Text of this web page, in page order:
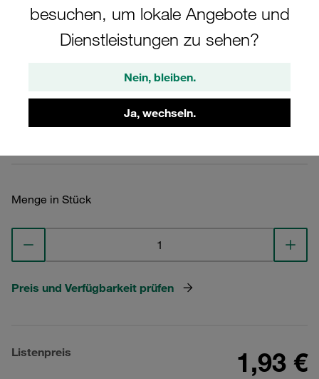
besuchen, um lokale Angebote und
Dienstleistungen zu sehen?
Nein, bleiben.
Ja, wechseln.
AS-Schraube gerippt, mit Vorspannung
STAUFF Materialnr. 1110024819
Menge in Stück
Preis und Verfügbarkeit prüfen
Listenpreis 1,93 €